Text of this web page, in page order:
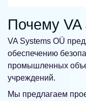
Почему VA
VA Systems OÜ
обеспечению
промышленных
учреждений.
Мы предлагаем